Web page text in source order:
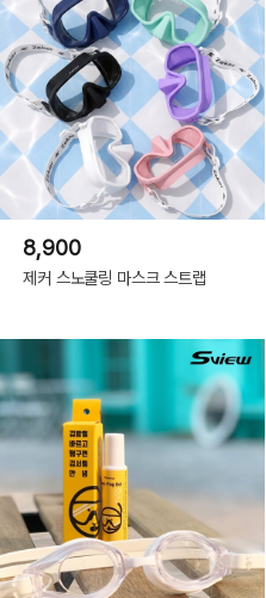
8,900
제커 스노쿨링 마스크 스트랩